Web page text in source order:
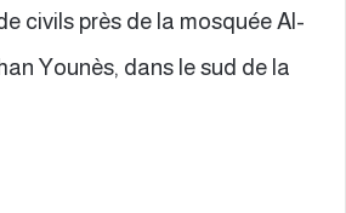
civils près de la mosquée Al-
Younès, dans le sud de la